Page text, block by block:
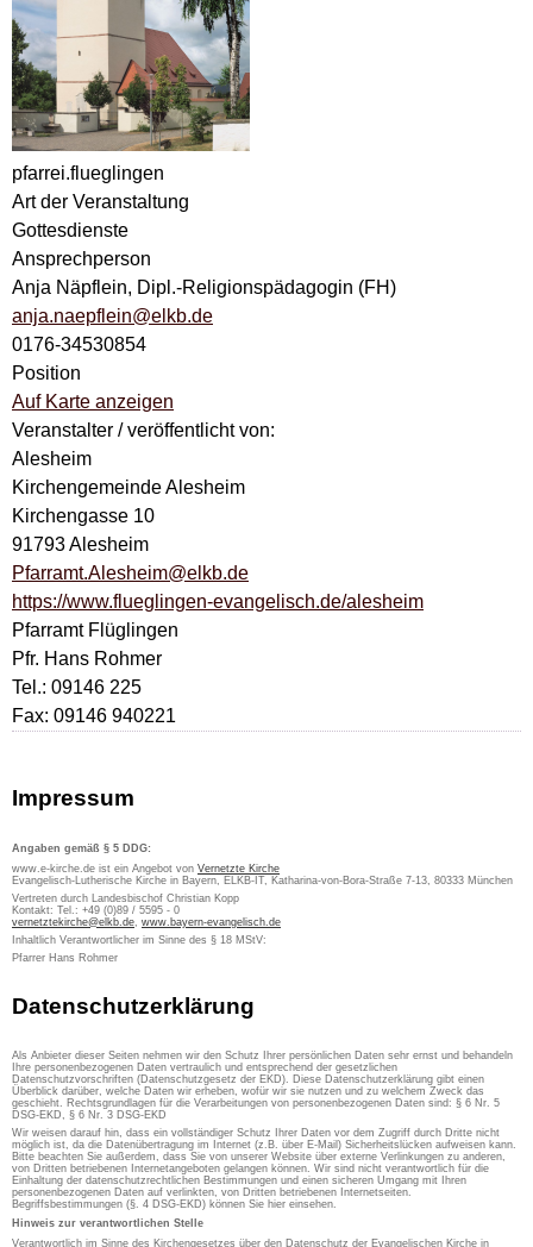
pfarrei.flueglingen
Art der Veranstaltung
Gottesdienste
Ansprechperson
Anja Näpflein, Dipl.-Religionspädagogin (FH)
anja.naepflein@elkb.de
0176-34530854
Position
Auf Karte anzeigen
Veranstalter / veröffentlicht von:
Alesheim
Kirchengemeinde Alesheim
Kirchengasse 10
91793 Alesheim
Pfarramt.Alesheim@elkb.de
https://www.flueglingen-evangelisch.de/alesheim
Pfarramt Flüglingen
Pfr. Hans Rohmer
Tel.: 09146 225
Fax: 09146 940221
Impressum
Angaben gemäß § 5 DDG:
www.e-kirche.de ist ein Angebot von Vernetzte Kirche
Evangelisch-Lutherische Kirche in Bayern, ELKB-IT, Katharina-von-Bora-Straße 7-13, 80333 München
Vertreten durch Landesbischof Christian Kopp
Kontakt: Tel.: +49 (0)89 / 5595 - 0
vernetztekirche@elkb.de, www.bayern-evangelisch.de
Inhaltlich Verantwortlicher im Sinne des § 18 MStV:
Pfarrer Hans Rohmer
Datenschutzerklärung
Als Anbieter dieser Seiten nehmen wir den Schutz Ihrer persönlichen Daten sehr ernst und behandeln
Ihre personenbezogenen Daten vertraulich und entsprechend der gesetzlichen
Datenschutzvorschriften (Datenschutzgesetz der EKD). Diese Datenschutzerklärung gibt einen
Überblick darüber, welche Daten wir erheben, wofür wir sie nutzen und zu welchem Zweck das
geschieht. Rechtsgrundlagen für die Verarbeitungen von personenbezogenen Daten sind: § 6 Nr. 5
DSG-EKD, § 6 Nr. 3 DSG-EKD
Wir weisen darauf hin, dass ein vollständiger Schutz Ihrer Daten vor dem Zugriff durch Dritte nicht
möglich ist, da die Datenübertragung im Internet (z.B. über E-Mail) Sicherheitslücken aufweisen kann.
Bitte beachten Sie außerdem, dass Sie von unserer Website über externe Verlinkungen zu anderen,
von Dritten betriebenen Internetangeboten gelangen können. Wir sind nicht verantwortlich für die
Einhaltung der datenschutzrechtlichen Bestimmungen und einen sicheren Umgang mit Ihren
personenbezogenen Daten auf verlinkten, von Dritten betriebenen Internetseiten.
Begriffsbestimmungen (§. 4 DSG-EKD) können Sie hier einsehen.
Hinweis zur verantwortlichen Stelle
Verantwortlich im Sinne des Kirchengesetzes über den Datenschutz der Evangelischen Kirche in